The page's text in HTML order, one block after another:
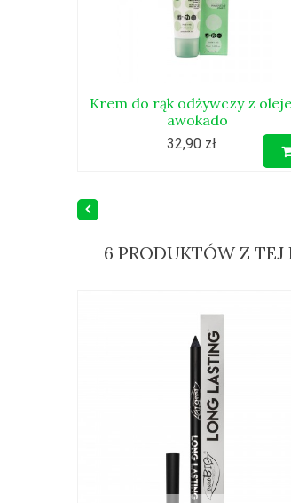
Krem do rąk odżywczy z
awokado
32,90 zł
6 PRODUKTÓW Z TEJ